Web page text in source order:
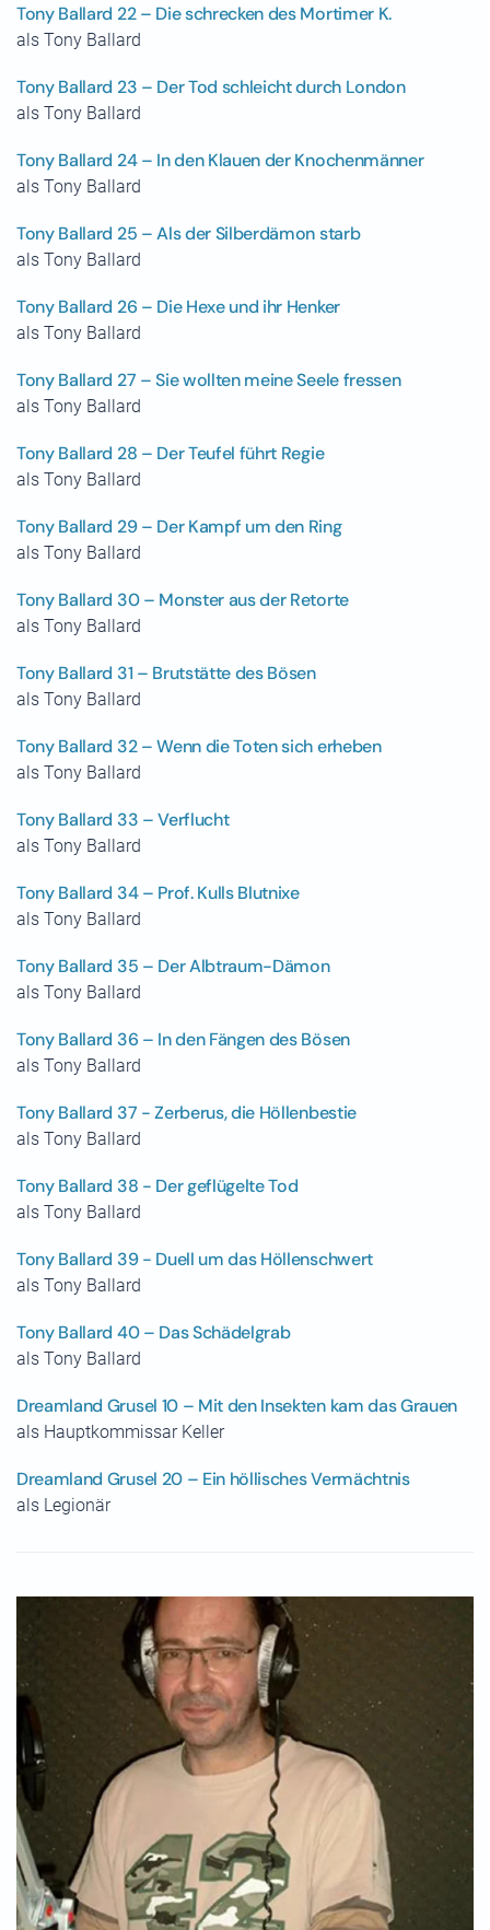
Tony Ballard 22 – Die schrecken des Mortimer K.
als Tony Ballard
Tony Ballard 23 – Der Tod schleicht durch London
als Tony Ballard
Tony Ballard 24 – In den Klauen der Knochenmänner
als Tony Ballard
Tony Ballard 25 – Als der Silberdämon starb
als Tony Ballard
Tony Ballard 26 – Die Hexe und ihr Henker
als Tony Ballard
Tony Ballard 27 – Sie wollten meine Seele fressen
als Tony Ballard
Tony Ballard 28 – Der Teufel führt Regie
als Tony Ballard
Tony Ballard 29 – Der Kampf um den Ring
als Tony Ballard
Tony Ballard 30 – Monster aus der Retorte
als Tony Ballard
Tony Ballard 31 – Brutstätte des Bösen
als Tony Ballard
Tony Ballard 32 – Wenn die Toten sich erheben
als Tony Ballard
Tony Ballard 33 – Verflucht
als Tony Ballard
Tony Ballard 34 – Prof. Kulls Blutnixe
als Tony Ballard
Tony Ballard 35 – Der Albtraum-Dämon
als Tony Ballard
Tony Ballard 36 – In den Fängen des Bösen
als Tony Ballard
Tony Ballard 37 - Zerberus, die Höllenbestie
als Tony Ballard
Tony Ballard 38 - Der geflügelte Tod
als Tony Ballard
Tony Ballard 39 - Duell um das Höllenschwert
als Tony Ballard
Tony Ballard 40 – Das Schädelgrab
als Tony Ballard
Dreamland Grusel 10 – Mit den Insekten kam das Grauen
als Hauptkommissar Keller
Dreamland Grusel 20 – Ein höllisches Vermächtnis
als Legionär